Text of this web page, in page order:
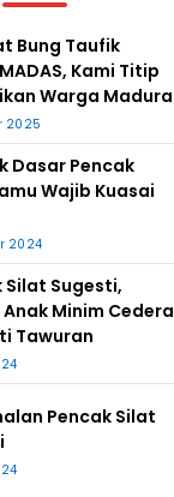
Bung Taufik
Kami Titip
Warga Madura
2025
Dasar Pencak
Wajib Kuasai
2024
Silat Sugesti,
Anak Minim Cedera
Tawuran
Pencak Silat